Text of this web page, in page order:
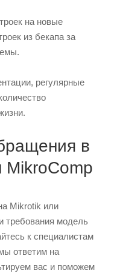
на новые
из бекапа за
регулярные
в
MikroComp
Mikrotik или
требования модель
к специалистам
ответим на
вас и поможем